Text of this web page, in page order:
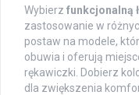
Wybierz funkcjonalną
zastosowanie w
postaw na modele,
obuwia i oferują
rękawiczki. Dobierz
dla zwiększenia